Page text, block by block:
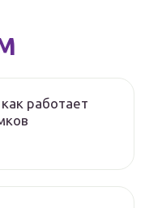
работает